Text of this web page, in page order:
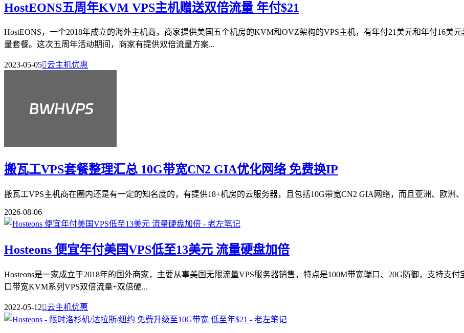
HostEONS五周年KVM VPS主机赠送双倍流量 年付$21
HostEONS，一个2018年成立的海外主机商，商家提供美国五个机房的KVM和OVZ架构的VPS主机，有年付21美元和年付16美
量套餐。这次五周年活动期间，商家有提供双倍流量方案...
2023-05-05云主机优惠
搬瓦工VPS套餐整理汇总 10G带宽CN2 GIA优化网络 免费换IP
搬瓦工VPS主机商在圈内还是有一定的知名度的，有提供18+机房的云服务器，且包括10G带宽CN2 GIA网络，而且亚洲、欧洲、
2026-08-06
Hosteons 便宜年付美国VPS低至13美元 流量硬盘加倍
Hosteons是一家成立于2018年的国外商家，主要从事美国无限流量VPS服务器销售，特点是100M带宽端口、20G防御，支持支付
口带宽KVM系列VPS双倍流量+双倍硬...
2022-05-12云主机优惠